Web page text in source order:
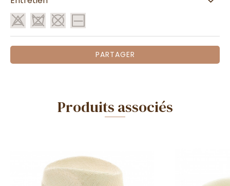
PARTAGER
Produits associés